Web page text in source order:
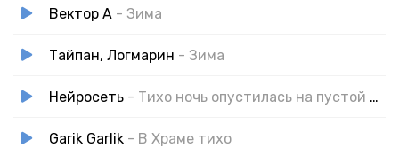
Вектор А - Зима
Тайпан, Логмарин - Зима
Нейросеть - Тихо ночь опустилась на пустой бульвар
Garik Garlik - В Храме тихо